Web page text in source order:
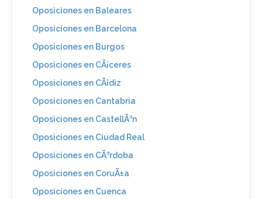
Oposiciones en Baleares
Oposiciones en Barcelona
Oposiciones en Burgos
Oposiciones en CÃ¡ceres
Oposiciones en CÃ¡diz
Oposiciones en Cantabria
Oposiciones en CastellÃ³n
Oposiciones en Ciudad Real
Oposiciones en CÃ³rdoba
Oposiciones en CoruÃ±a
Oposiciones en Cuenca